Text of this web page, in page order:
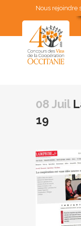
Nous rejoindre
08 Juil
19